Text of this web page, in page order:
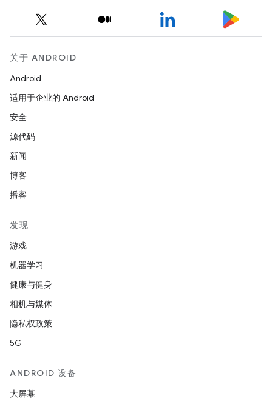
关于 ANDROID
Android
适用于企业的 Android
安全
源代码
新闻
博客
播客
发现
游戏
机器学习
健康与健身
相机与媒体
隐私权政策
5G
ANDROID 设备
大屏幕